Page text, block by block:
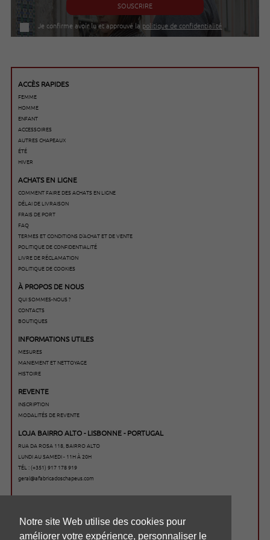
Notre site Web utilise des cookies pour
améliorer votre expérience, personnaliser le
SOUSCRIRE
Je confirme avoir lu et approuvé la politique de confidentialité
ACCÈS RAPIDES
FEMME
HOMME
ENFANT
ACCESSOIRES
AUTRES CHAPEAUX
ÉTÉ
HIVER
ACHATS EN LIGNE
COMMENT FAIRE DES ACHATS EN LIGNE
DÉLAI DE LIVRAISON
FRAIS DE PORT
FAQ
TERMES ET CONDITIONS D'ACHAT ET DE VENTE
POLITIQUE DE CONFIDENTIALITÉ
LIVRE DE RÉCLAMATION
POLITIQUE DE COOKIES
À PROPOS DE NOUS
QUI SOMMES-NOUS ?
CONTACTS
BOUTIQUES
INFORMATIONS UTILES
MESURES
MANIEMENT ET NETTOYAGE
HISTOIRE
REVENTE
INSCRIPTION
MODALITÉS DE REVENTE
LOJA BAIRRO ALTO - LISBONNE - PORTUGAL
RUA DA ROSA 118, BAIRRO ALTO
LUNDI AU SAMEDI - 11H À 20H
TÉL : (+351) 917 178 919
geral@afabricadoschapeus.com